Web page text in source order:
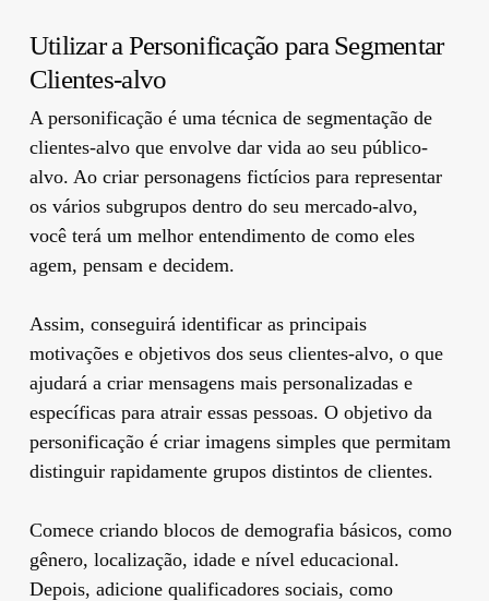
Utilizar a Personificação para Segmentar
Clientes-alvo
A personificação é uma técnica de segmentação de
clientes-alvo que envolve dar vida ao seu público-
alvo. Ao criar personagens fictícios para representar
os vários subgrupos dentro do seu mercado-alvo,
você terá um melhor entendimento de como eles
agem, pensam e decidem.
Assim, conseguirá identificar as principais
motivações e objetivos dos seus clientes-alvo, o que
ajudará a criar mensagens mais personalizadas e
específicas para atrair essas pessoas. O objetivo da
personificação é criar imagens simples que permitam
distinguir rapidamente grupos distintos de clientes.
Comece criando blocos de demografia básicos, como
gênero, localização, idade e nível educacional.
Depois, adicione qualificadores sociais, como